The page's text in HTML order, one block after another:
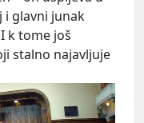
i glavni junak
k tome još
stalno najavljuje